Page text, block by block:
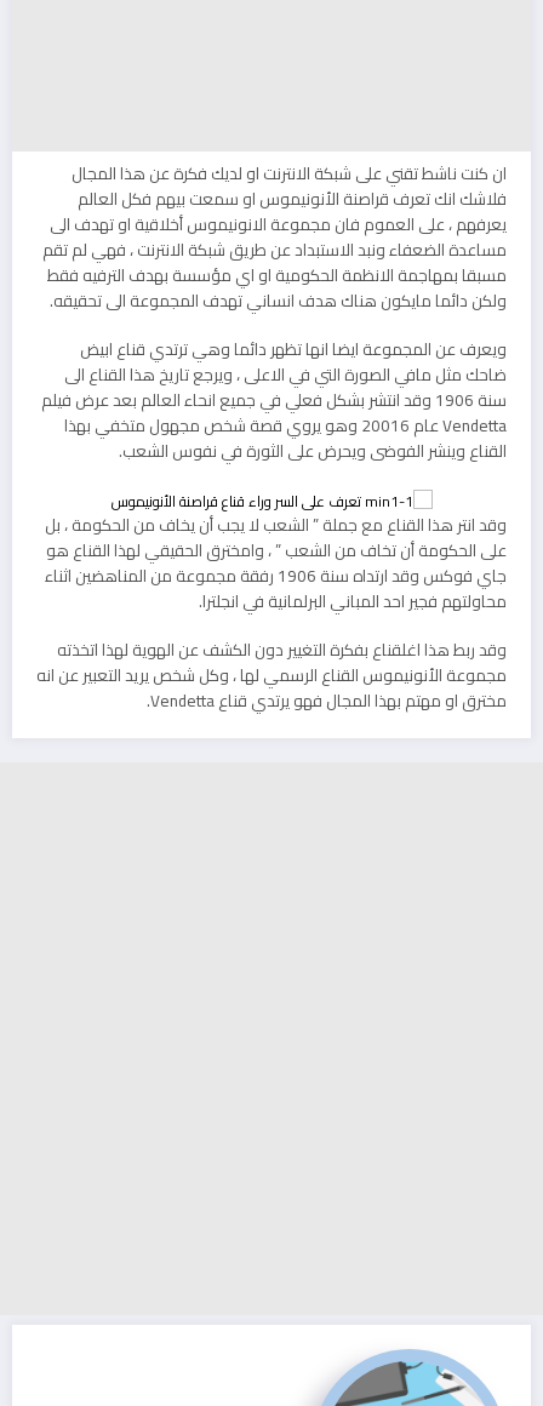
ان كنت ناشط تقني على شبكة الانترنت او لديك فكرة عن هذا المجال
فلاشك انك تعرف قراصنة الأنونيموس او سمعت بيهم فكل العالم
يعرفهم ، على العموم فان مجموعة الانونيموس أخلاقية او تهدف الى
مساعدة الضعفاء ونبد الاستبداد عن طريق شبكة الانترنت ، فهي لم تقم
مسبقا بمهاجمة الانظمة الحكومية او اي مؤسسة بهدف الترفيه فقط
ولكن دائما مايكون هناك هدف انساني تهدف المجموعة الى تحقيقه.
ويعرف عن المجموعة ايضا انها تظهر دائما وهي ترتدي قناع ابيض
ضاحك مثل مافي الصورة التي في الاعلى ، ويرجع تاريخ هذا القناع الى
سنة 1906 وقد انتشر بشكل فعلي في جميع انحاء العالم بعد عرض فيلم
Vendetta عام 20016 وهو يروي قصة شخص مجهول متخفي بهذا
القناع وينشر الفوضى ويحرض على الثورة في نفوس الشعب.
وقد انتر هذا القناع مع جملة ” الشعب لا يجب أن يخاف من الحكومة ، بل
على الحكومة أن تخاف من الشعب ” ، وامخترق الحقيقي لهذا القناع هو
جاي فوكس وقد ارتداه سنة 1906 رفقة مجموعة من المناهضين اثناء
محاولتهم فجير احد المباني البرلمانية في انجلترا.
وقد ربط هذا اغلقناع بفكرة التغيير دون الكشف عن الهوية لهذا اتخذته
مجموعة الأنونيموس القناع الرسمي لها ، وكل شخص يريد التعبير عن انه
مخترق او مهتم بهذا المجال فهو يرتدي قناع Vendetta.